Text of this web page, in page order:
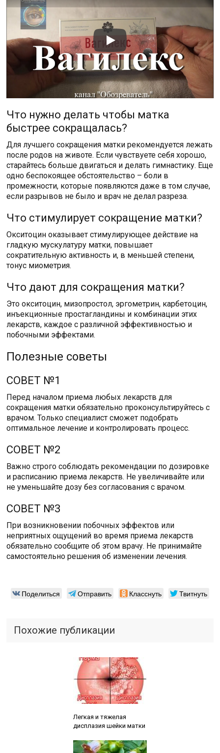
Что нужно делать чтобы матка
быстрее сокращалась?
Для лучшего сокращения матки рекомендуется лежать
после родов на животе. Если чувствуете себя хорошо,
старайтесь больше двигаться и делать гимнастику. Еще
одно беспокоящее обстоятельство – боли в
промежности, которые появляются даже в том случае,
если разрывов не было и врач не делал разреза.
Что стимулирует сокращение матки?
Окситоцин оказывает стимулирующее действие на
гладкую мускулатуру матки, повышает
сократительную активность и, в меньшей степени,
тонус миометрия.
Что дают для сокращения матки?
Это окситоцин, мизопростол, эргометрин, карбетоцин,
инъекционные простагландины и комбинации этих
лекарств, каждое с различной эффективностью и
побочными эффектами.
Полезные советы
СОВЕТ №1
Перед началом приема любых лекарств для
сокращения матки обязательно проконсультируйтесь с
врачом. Только специалист сможет подобрать
оптимальное лечение и контролировать процесс.
СОВЕТ №2
Важно строго соблюдать рекомендации по дозировке
и расписанию приема лекарств. Не увеличивайте или
не уменьшайте дозу без согласования с врачом.
СОВЕТ №3
При возникновении побочных эффектов или
неприятных ощущений во время приема лекарств
обязательно сообщите об этом врачу. Не принимайте
самостоятельно решения об изменении лечения.
Поделиться Отправить Класснуть Твитнуть
Похожие публикации
Легкая и тяжелая
дисплазия шейки матки